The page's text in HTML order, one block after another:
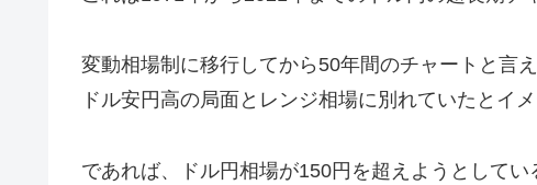
変動相場制に移行してから50年間のチャートと言
ドル安円高の局面とレンジ相場に別れていたとイメ
であれば、ドル円相場が150円を超えようとして